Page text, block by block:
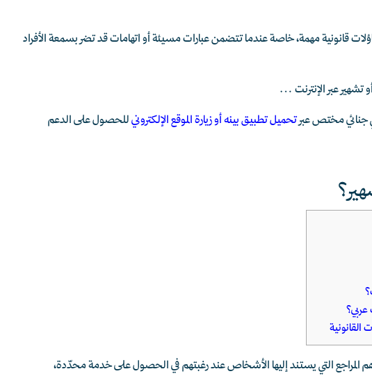
قانونية مهمة، خاصة عندما تتضمن عبارات مسيئة أو اتهامات قد تضر بسمعة الأفراد
تشهير عبر الإنترنت…
جنائي مختص عبرتحميل تطبيق بينه أو زيارة الموقع الإلكترونيللحصول على الدعم
القانونية
المراجع التي يستند إليها الأشخاص عند رغبتهم في الحصول على خدمة محدّدة،